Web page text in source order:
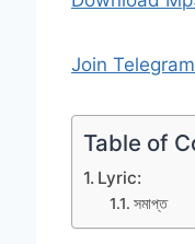
Join Telegram
Table of
Lyric:
সমাপ্ত